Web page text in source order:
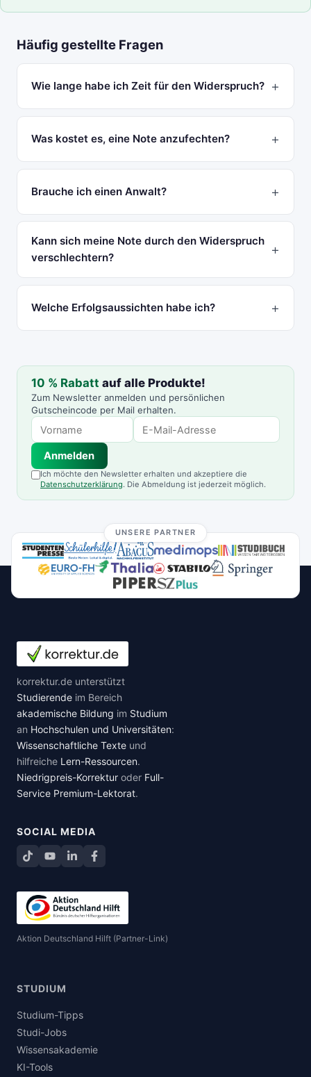
Häufig gestellte Fragen
Wie lange habe ich Zeit für den Widerspruch?
Was kostet es, eine Note anzufechten?
Brauche ich einen Anwalt?
Kann sich meine Note durch den Widerspruch
verschlechtern?
Welche Erfolgsaussichten habe ich?
10 % Rabatt auf alle Produkte!
Zum Newsletter anmelden und persönlichen
Gutscheincode per Mail erhalten.
Anmelden
Ich möchte den Newsletter erhalten und akzeptiere die
Datenschutzerklärung. Die Abmeldung ist jederzeit möglich.
UNSERE PARTNER
korrektur.de unterstützt
Studierende im Bereich
akademische Bildung im Studium
an Hochschulen und Universitäten:
Wissenschaftliche Texte und
hilfreiche Lern-Ressourcen.
Niedrigpreis-Korrektur oder Full-
Service Premium-Lektorat.
SOCIAL MEDIA
TikTokYouTube
LinkedInFacebook teilen
Aktion Deutschland Hilft (Partner-Link)
STUDIUM
Studium-Tipps
Studi-Jobs
Wissensakademie
KI-Tools